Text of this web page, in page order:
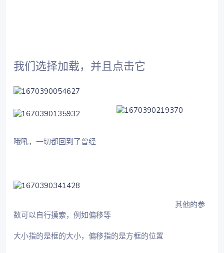
我们选择加载，并且点击它
哦吼，一切都回到了曾经
其他的参
数可以自行摸索，例如偏移等
大小指的是框的大小，偏移指的是方框的位置